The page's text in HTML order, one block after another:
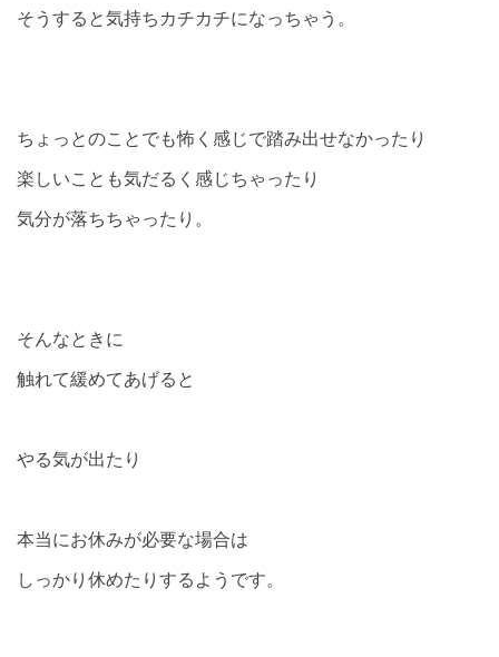
そうすると気持ちカチカチになっちゃう。
ちょっとのことでも怖く感じで踏み出せなかったり
楽しいことも気だるく感じちゃったり
気分が落ちちゃったり。
そんなときに
触れて緩めてあげると
やる気が出たり
本当にお休みが必要な場合は
しっかり休めたりするようです。